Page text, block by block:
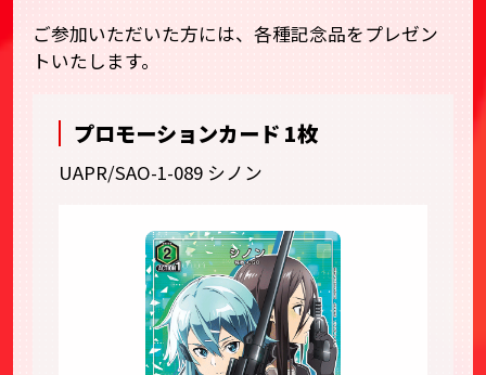
ご参加いただいた方には、各種記念品をプレゼン
トいたします。
プロモーションカード 1枚
UAPR/SAO-1-089 シノン